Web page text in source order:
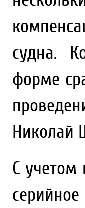
судна.
форме
Николай
С учетом